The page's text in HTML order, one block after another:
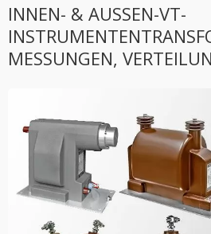
INNEN- & AUSSEN-VT-I
ESSUNGEN,